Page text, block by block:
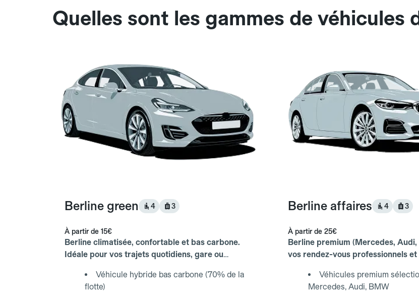
Quelles sont les gammes de véhicules
Berline green 4 3
À partir de 15€
Berline climatisée, confortable et bas carbone.
Idéale pour vos trajets quotidiens, gare ou
Véhicule hybride bas carbone (70% de la
flotte)
Berline affaires 4 3
À partir de 25€
Berline premium (Mercedes,
vos rendez-vous professionnels
Véhicules premium
Mercedes, Audi, BMW